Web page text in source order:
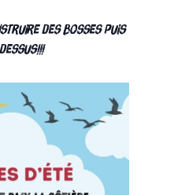
des bosses puis